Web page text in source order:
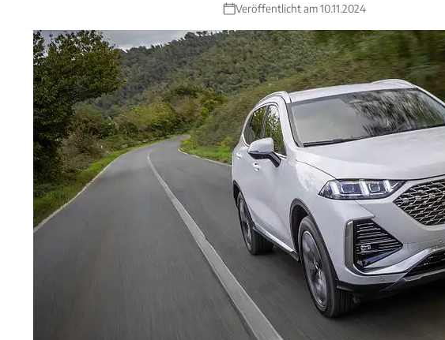
Veröffentlicht am 10.11.2024